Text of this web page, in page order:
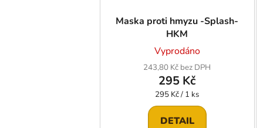
Maska proti hmyzu -Splash-
HKM
Vyprodáno
243,80 Kč bez DPH
295 Kč
Měrná
cena:
295 Kč / 1 ks
DETAIL